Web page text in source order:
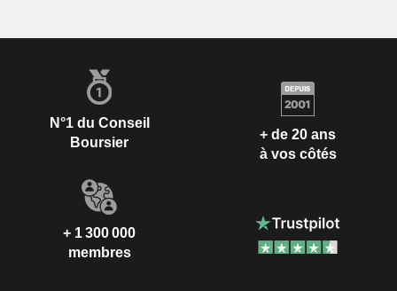
N°1 du Conseil
Boursier
+ de 20 ans
à vos côtés
+ 1 300 000
membres